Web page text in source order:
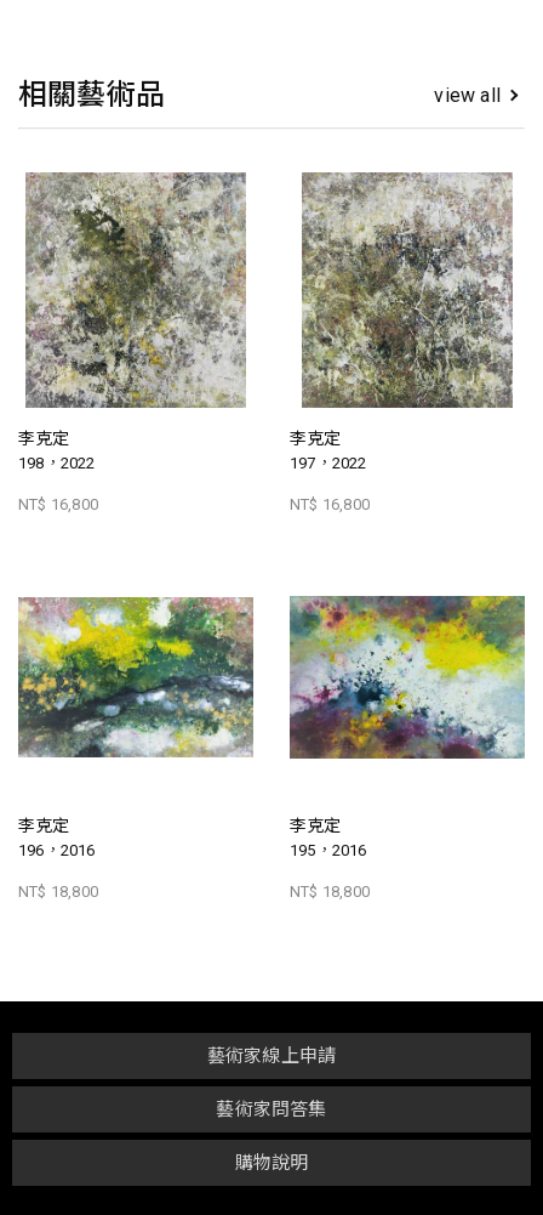
相關藝術品 view all
李克定
198，2022
NT$ 16,800
李克定
197，2022
NT$ 16,800
李克定
196，2016
NT$ 18,800
李克定
195，2016
NT$ 18,800
購物說明
藝術家問答集
藝術家線上申請